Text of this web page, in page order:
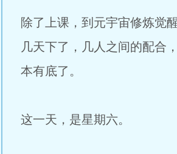
除了上课，到元宇宙修炼觉
几天下了，几人之间的配合
本有底了。
这一天，是星期六。